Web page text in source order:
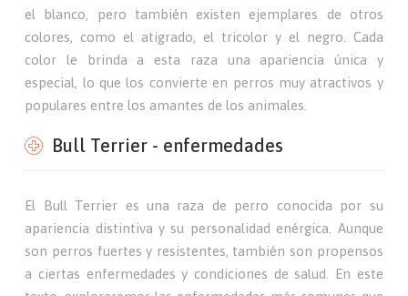
el blanco, pero también existen ejemplares de otros
colores, como el atigrado, el tricolor y el negro. Cada
color le brinda a esta raza una apariencia única y
especial, lo que los convierte en perros muy atractivos y
populares entre los amantes de los animales.
Bull Terrier - enfermedades
El Bull Terrier es una raza de perro conocida por su
apariencia distintiva y su personalidad enérgica. Aunque
son perros fuertes y resistentes, también son propensos
a ciertas enfermedades y condiciones de salud. En este